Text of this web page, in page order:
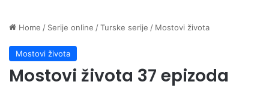
Home / Serije online /Turske serije / Mostovi života
Mostovi života
Mostovi života 37 epizoda